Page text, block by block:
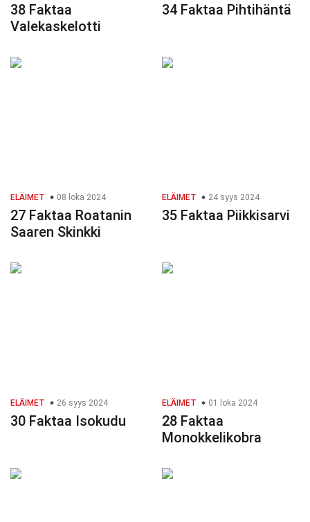
38 Faktaa
Valekaskelotti
34 Faktaa Pihtihäntä
ELÄIMET 08 loka 2024
27 Faktaa Roatanin
Saaren Skinkki
ELÄIMET 24 syys 2024
35 Faktaa Piikkisarvi
ELÄIMET 26 syys 2024
30 Faktaa Isokudu
ELÄIMET 01 loka 2024
28 Faktaa
Monokkelikobra